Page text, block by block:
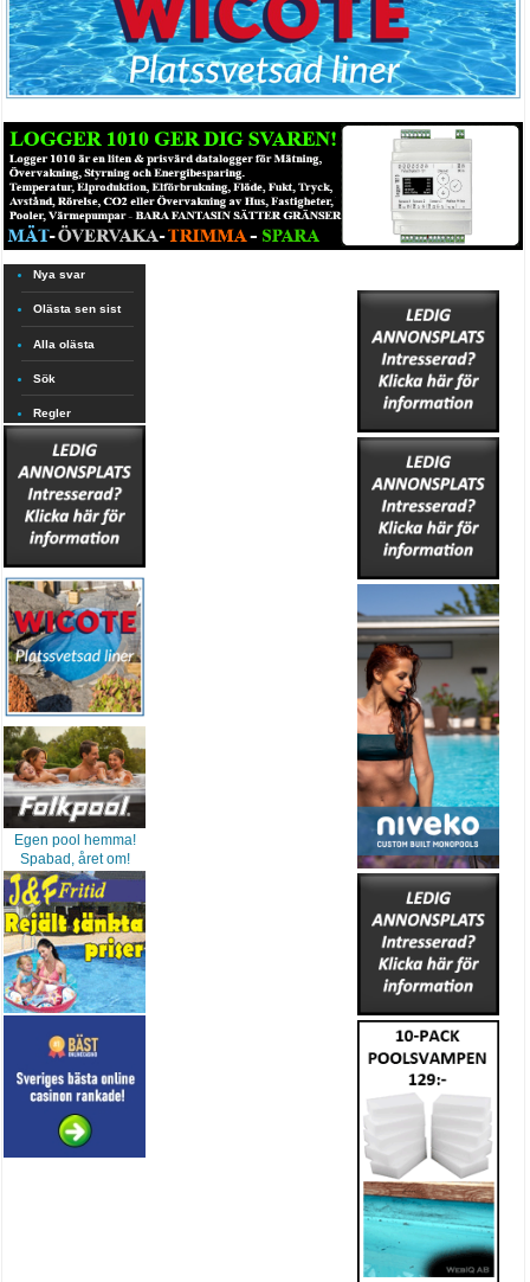
Nya svar
Olästa sen sist
Alla olästa
Sök
Regler
Egen pool hemma!
Spabad, året om!